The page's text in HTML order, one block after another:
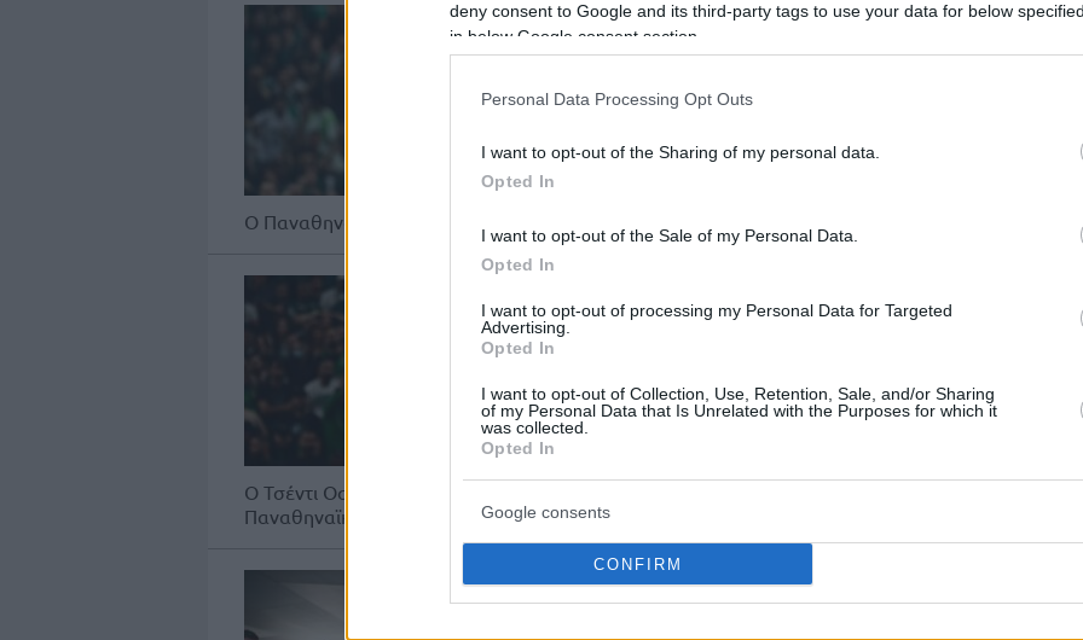
deny consent to Google and its third-party tags to use your data for below
in below Google consent section.
Personal Data Processing Opt Outs
I want to opt-out of the Sharing of my personal data.
Opted In
I want to opt-out of the Sale of my Personal Data.
Opted In
I want to opt-out of processing my Personal Data for Targeted
Advertising.
Opted In
I want to opt-out of Collection, Use, Retention, Sale, and/or Sharing
of my Personal Data that Is Unrelated with the Purposes for which it
was collected.
Opted In
Google consents
CONFIRM
Παναθηναϊκός: Το αντίο
στον Οσμάν… “έναν
φόρεσε τα πράσινα με
περηφάνια”
Ο Παναθηναϊκός αποχαιρέτησε επίσημα τον Τσεντί Οσμάν...
“Δεν είναι αντίο, θα
αυτό τον αληθινό δεσμό
που χτίσαμε”
Ο Τσέντι Οσμάν έστειλε ένα «αποχαιρετιστήριο μήνυμα» προς τον κόσμο του
Παναθηναϊκού, τονίζοντας ότι πέρασε δύο υπέροχα χρόνια στους...
Οσμάν: Στη Θεσσαλονίκη
για τον ΠΑΟΚ